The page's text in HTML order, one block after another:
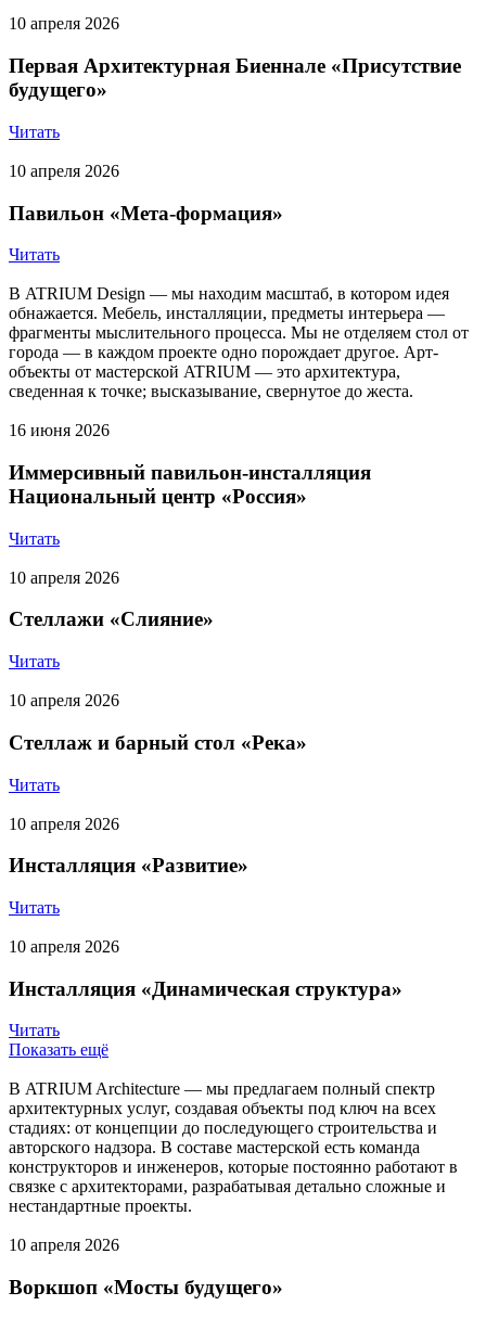
10 апреля 2026
Первая Архитектурная Биеннале «Присутствие
будущего»
Читать
10 апреля 2026
Павильон «Мета-формация»
Читать
В ATRIUM Design — мы находим масштаб, в котором идея
обнажается. Мебель, инсталляции, предметы интерьера —
фрагменты мыслительного процесса. Мы не отделяем стол от
города — в каждом проекте одно порождает другое. Арт-
объекты от мастерской ATRIUM — это архитектура,
сведенная к точке; высказывание, свернутое до жеста.
16 июня 2026
Иммерсивный павильон-инсталляция
Национальный центр «Россия»
Читать
10 апреля 2026
Стеллажи «Слияние»
Читать
10 апреля 2026
Стеллаж и барный стол «Река»
Читать
10 апреля 2026
Инсталляция «Развитие»
Читать
10 апреля 2026
Инсталляция «Динамическая структура»
Читать
Показать ещё
В ATRIUM Architecture — мы предлагаем полный спектр
архитектурных услуг, создавая объекты под ключ на всех
стадиях: от концепции до последующего строительства и
авторского надзора. В составе мастерской есть команда
конструкторов и инженеров, которые постоянно работают в
связке с архитекторами, разрабатывая детально сложные и
нестандартные проекты.
10 апреля 2026
Воркшоп «Мосты будущего»